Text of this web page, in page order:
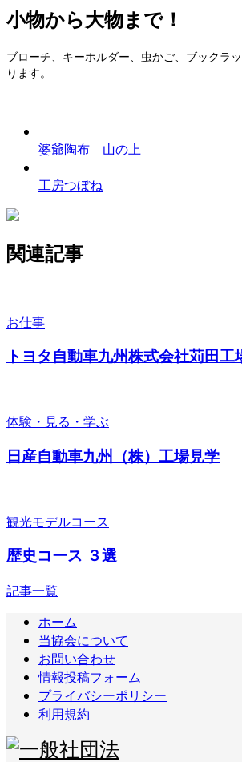
小物から大物まで！
ブローチ、キーホルダー、虫かご、ブックラ
ります。
婆爺陶布 山の上
工房つぼね
関連記事
お仕事
トヨタ自動車九州株式会社苅田工
体験・見る・学ぶ
日産自動車九州（株）工場見学
観光モデルコース
歴史コース ３選
記事一覧
ホーム
当協会について
お問い合わせ
情報投稿フォーム
プライバシーポリシー
利用規約